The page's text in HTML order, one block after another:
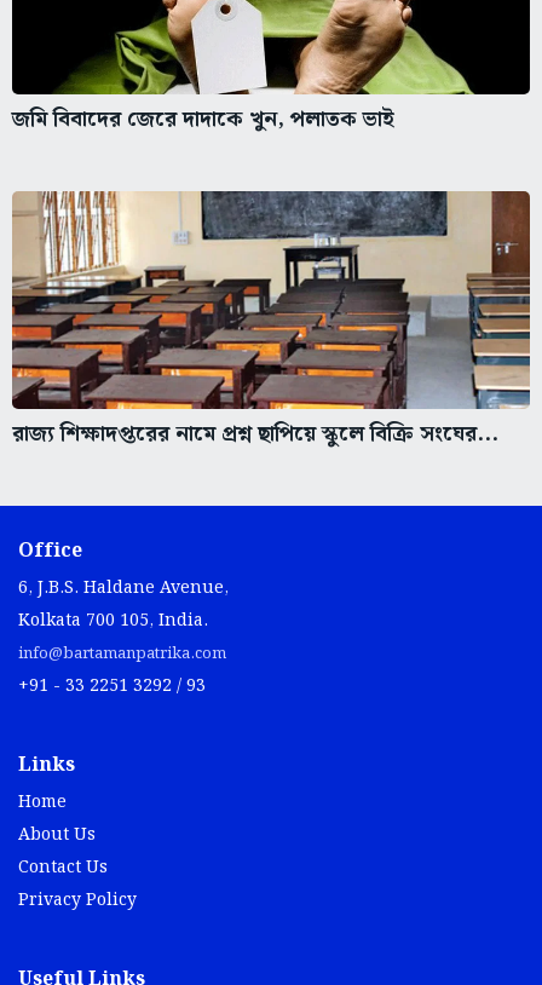
জমি বিবাদের জেরে দাদাকে খুন, পলাতক ভাই
রাজ্য শিক্ষাদপ্তরের নামে প্রশ্ন ছাপিয়ে স্কুলে বিক্রি সংঘের...
Office
6, J.B.S. Haldane Avenue,
Kolkata 700 105, India.
info@bartamanpatrika.com
+91 - 33 2251 3292 / 93
Links
Home
About Us
Contact Us
Privacy Policy